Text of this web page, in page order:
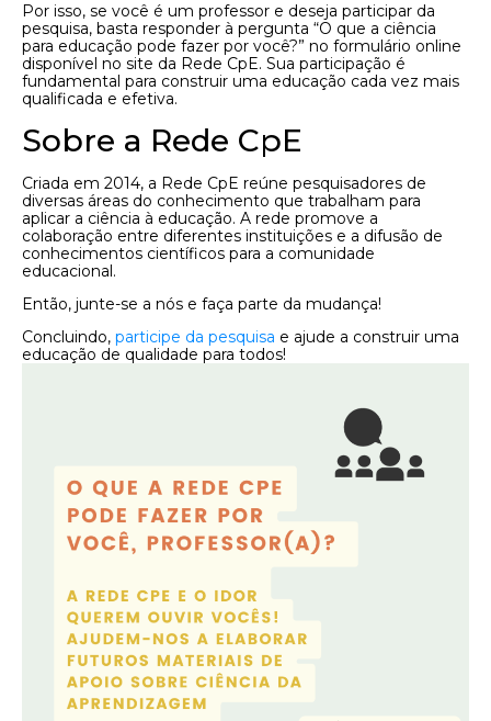
Por isso, se você é um professor e deseja participar da
pesquisa, basta responder à pergunta “O que a ciência
para educação pode fazer por você?” no formulário online
disponível no site da Rede CpE. Sua participação é
fundamental para construir uma educação cada vez mais
qualificada e efetiva.
Sobre a Rede CpE
Criada em 2014, a Rede CpE reúne pesquisadores de
diversas áreas do conhecimento que trabalham para
aplicar a ciência à educação. A rede promove a
colaboração entre diferentes instituições e a difusão de
conhecimentos científicos para a comunidade
educacional.
Então, junte-se a nós e faça parte da mudança!
Concluindo, participe da pesquisa e ajude a construir uma
educação de qualidade para todos!